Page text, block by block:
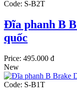
Code: S-B2T
Đĩa phanh B
quốc
Price: 495.000 đ
New
Code: S-B1T